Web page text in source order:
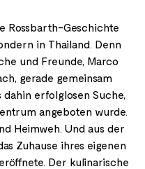
Rossbarth-Geschichte
in Thailand. Denn
und Freunde, Marco
gerade gemeinsam
erfolglosen Suche,
angeboten wurde.
Heimweh. Und aus der
Zuhause ihres eigenen
Der kulinarische